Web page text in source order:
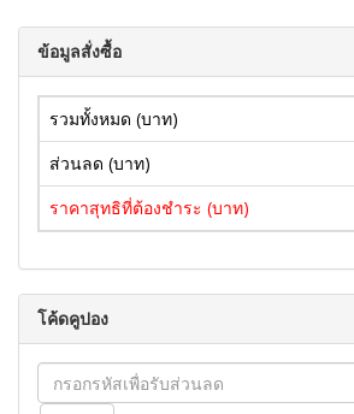
ข้อมูลสั่งซื้อ
รวมทั้งหมด (บาท)
ส่วนลด (บาท)
ราคาสุทธิที่ต้องชำระ (บาท)
โค้ดคูปอง